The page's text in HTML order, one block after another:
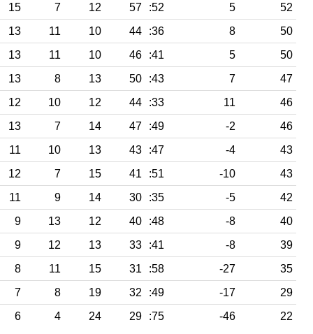
15 7 12 57 :52 5
52
13 11 10 44 :36 8
50
13 11 10 46 :41 5
50
13 8 13 50 :43 7
47
12 10 12 44 :33 11
46
13 7 14 47 :49 -2
46
11 10 13 43 :47 -4
43
12 7 15 41 :51 -10
43
11 9 14 30 :35 -5
42
9 13 12 40 :48 -8
40
9 12 13 33 :41 -8
39
8 11 15 31 :58 -27
35
7 8 19 32 :49 -17
29
6 4 24 29 :75 -46 22